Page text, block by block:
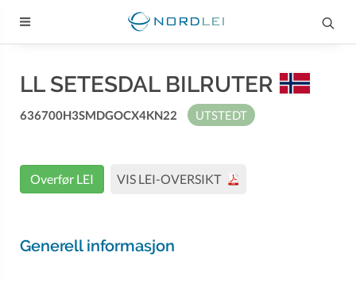
LL SETESDAL BILRUTER
636700H3SMDGOCX4KN22 UTSTEDT
Overfør LEI VIS LEI-OVERSIKT
Generell informasjon